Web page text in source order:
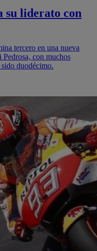
su liderato con
tercero en una nueva
con muchos
duodécimo.